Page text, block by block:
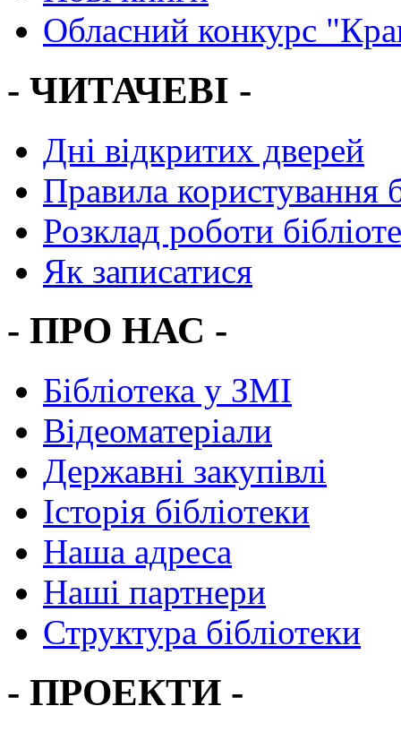
Обласний конкурс
- ЧИТАЧЕВІ -
Дні відкритих дверей
Правила користування
Розклад роботи
Як записатися
- ПРО НАС -
Бібліотека у ЗМІ
Відеоматеріали
Державні закупівлі
Історія бібліотеки
Наша адреса
Наші партнери
Структура бібліотеки
- ПРОЕКТИ -